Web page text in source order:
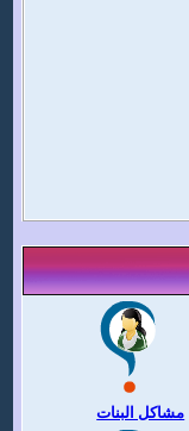
مشاكل البنات